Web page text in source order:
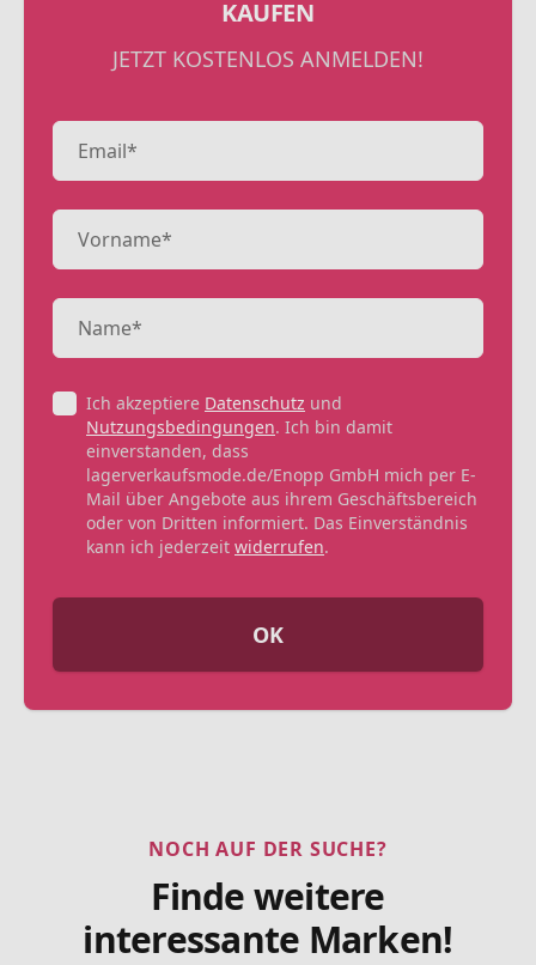
KAUFEN
JETZT KOSTENLOS ANMELDEN!
Ich akzeptiere Datenschutz und
Nutzungsbedingungen. Ich bin damit
einverstanden, dass
lagerverkaufsmode.de/Enopp GmbH mich per E-
Mail über Angebote aus ihrem Geschäftsbereich
oder von Dritten informiert. Das Einverständnis
kann ich jederzeit widerrufen.
OK
NOCH AUF DER SUCHE?
Finde weitere
interessante Marken!